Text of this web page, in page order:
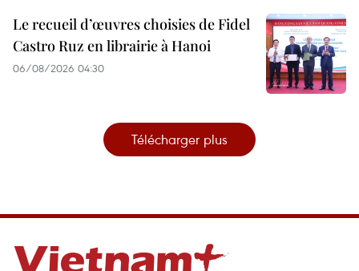
Le recueil d’œuvres choisies de Fidel
Castro Ruz en librairie à Hanoi
06/08/2026 04:30
Télécharger plus